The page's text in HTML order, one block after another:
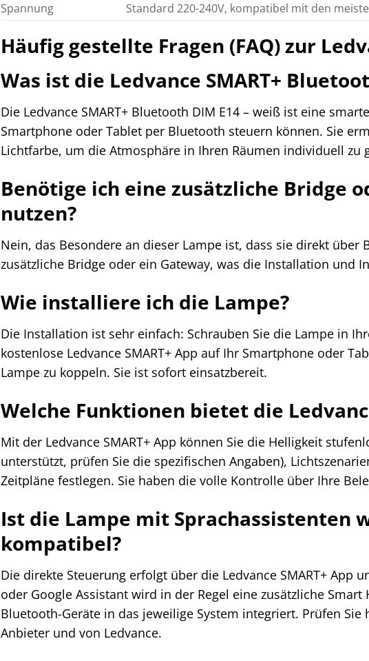
Spannung
Standard 220-240V, kompatibel mit den
Häufig gestellte Fragen (FAQ) zur
Was ist die Ledvance SMART+
Die Ledvance SMART+ Bluetooth DIM E14 – weiß ist eine
Smartphone oder Tablet per Bluetooth steuern können. Sie
Lichtfarbe, um die Atmosphäre in Ihren Räumen individuell zu
Benötige ich eine zusätzliche Bridge
nutzen?
Nein, das Besondere an dieser Lampe ist, dass sie direkt
zusätzliche Bridge oder ein Gateway, was die Installation und
Wie installiere ich die Lampe?
Die Installation ist sehr einfach: Schrauben Sie die Lampe in
kostenlose Ledvance SMART+ App auf Ihr Smartphone oder
Lampe zu koppeln. Sie ist sofort einsatzbereit.
Welche Funktionen bietet die
Mit der Ledvance SMART+ App können Sie die Helligkeit
unterstützt, prüfen Sie die spezifischen Angaben),
Zeitpläne festlegen. Sie haben die volle Kontrolle über Ihre
Ist die Lampe mit Sprachassistenten
kompatibel?
Die direkte Steuerung erfolgt über die Ledvance SMART+
oder Google Assistant wird in der Regel eine zusätzliche
Bluetooth-Geräte in das jeweilige System integriert. Prüfen
Anbieter und von Ledvance.